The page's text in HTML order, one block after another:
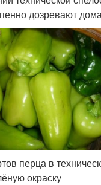
дозревают
перца в
окраску